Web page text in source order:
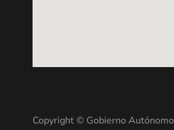
Copyright © Gobierno Autónomo